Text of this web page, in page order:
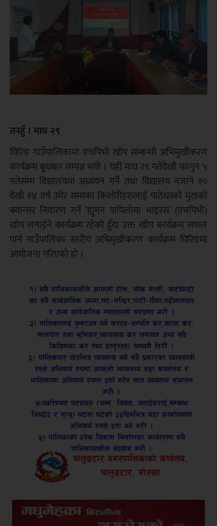
तनहुँ । माघ २९
घिरिङ गाउँपालिकामा एचपिभी खोप सम्बन्धी अभिमुखीकरण
कार्यक्रम बुधबार सम्पन्न भयो । यही माघ २९ गतेदेखी फागुन ५
गतेसम्म विद्यालयमा अध्ययन गर्ने तथा विद्यालय नजाने १०
देखी १४ वर्ष उमेर सम्मका किशोरीहरुलाई पाठेघरको मुखको
क्यान्सर निवारण गर्ने ‘ह्युमन पापिलोमा भाइरस’ (एचपिभी)
खोप लगाईने कार्यक्रम रहेको हुँदा उक्त खोप कार्यक्रम सफल
पार्न गाउँपालिका स्तरीय अभिमुखीकरण कार्यक्रम घिरिङमा
आयोजना गरिएको हो ।